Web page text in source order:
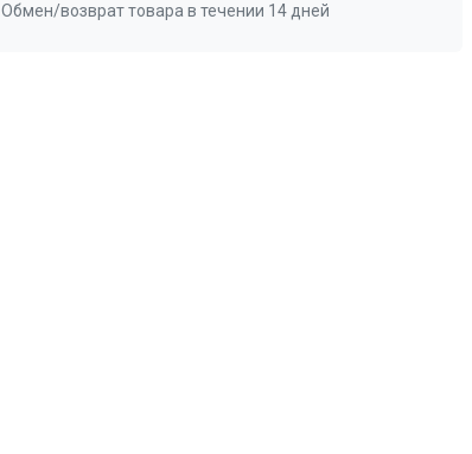
Обмен/возврат товара в течении 14 дней